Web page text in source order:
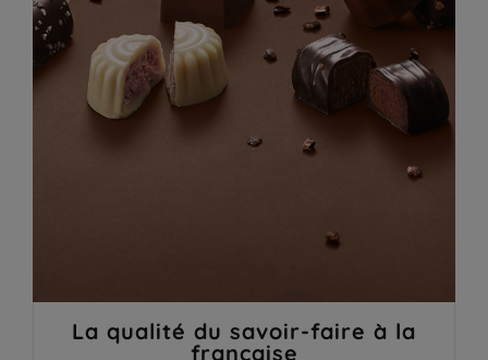
La qualité du savoir-faire à la
française